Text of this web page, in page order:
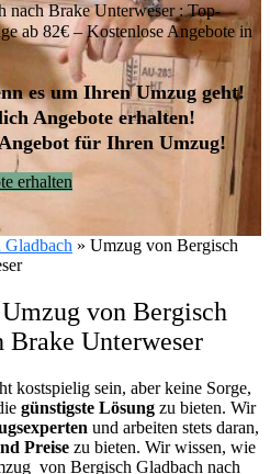
nach Brake Unterweser : Top-
ab 82€ – Kostenlose Angebote in
es um Ihren Umzug geht!
Angebote erhalten!
für Ihren Umzug!
erhalten
Gladbach » Umzug von Bergisch
von Bergisch
Brake Unterweser
kostspielig sein, aber keine Sorge,
günstigste Lösung zu bieten. Wir
und arbeiten stets daran,
Preisezu bieten. Wir wissen, wie
von Bergisch Gladbach nach